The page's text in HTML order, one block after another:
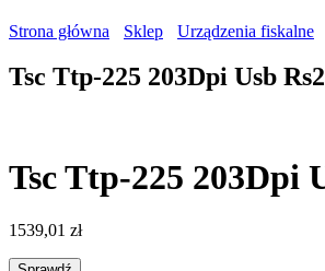
Strona główna Sklep Urządzenia fiskalne
Tsc Ttp-225 203Dpi Usb
Tsc Ttp-225 203Dpi
1539,01 zł